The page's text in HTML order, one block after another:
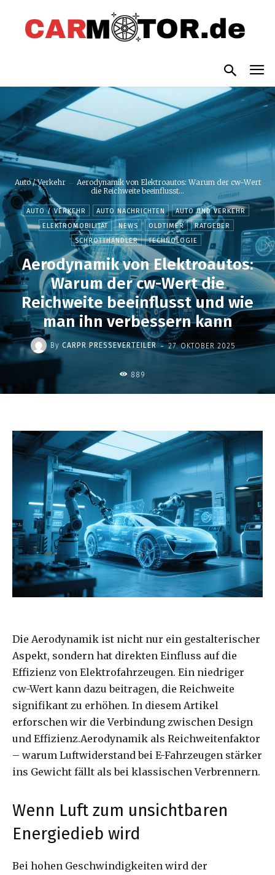
Auto / Verkehr
Aerodynamik von Elektroautos: Warum der cw-Wert
die Reichweite beeinflusst...
AUTO / VERKEHR AUTO NACHRICHTEN
AUTO UND VERKEHR
ELEKTROMOBILITÄT
NEWS OLDTIMER
RATGEBER
SCHROTTHÄNDLER
TECHNOLOGIE
Aerodynamik von Elektroautos:
Warum der cw-Wert die
Reichweite beeinflusst und wie
man ihn verbessern kann
By CARPR PRESSEVERTEILER - 27. OKTOBER 2025
889
Die Aerodynamik ist nicht nur ein gestalterischer
Aspekt, sondern hat direkten Einfluss auf die
Effizienz von Elektrofahrzeugen. Ein niedriger
cw-Wert kann dazu beitragen, die Reichweite
signifikant zu erhöhen. In diesem Artikel
erforschen wir die Verbindung zwischen Design
und Effizienz.Aerodynamik als Reichweitenfaktor
– warum Luftwiderstand bei E-Fahrzeugen stärker
ins Gewicht fällt als bei klassischen Verbrennern.
Wenn Luft zum unsichtbaren
Energiedieb wird
Bei hohen Geschwindigkeiten wird der